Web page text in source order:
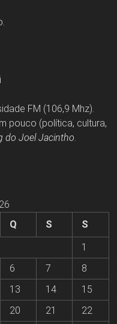
FM (106,9 Mhz).
pouco (política, cultura,
do Joel Jacintho.
Q S
S
1
6 7
8
13 14
15
20 21 22